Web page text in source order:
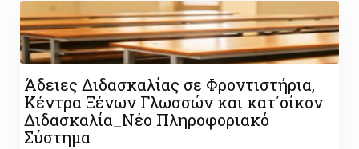
Άδειες Διδασκαλίας σε Φροντιστήρια,
Κέντρα Ξένων Γλωσσών και κατ΄οίκον
Διδασκαλία_Νέο Πληροφοριακό
Σύστημα